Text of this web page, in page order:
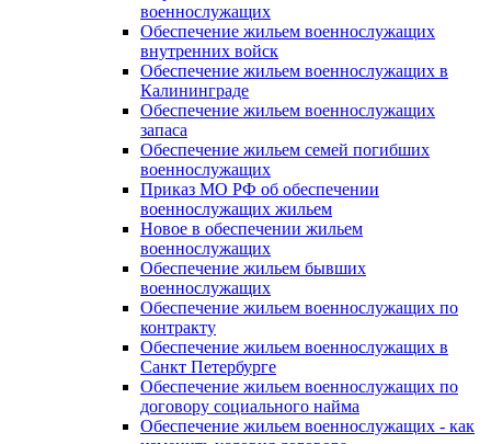
военнослужащих
Обеспечение жильем военнослужащих
внутренних войск
Обеспечение жильем военнослужащих в
Калининграде
Обеспечение жильем военнослужащих
запаса
Обеспечение жильем семей погибших
военнослужащих
Приказ МО РФ об обеспечении
военнослужащих жильем
Новое в обеспечении жильем
военнослужащих
Обеспечение жильем бывших
военнослужащих
Обеспечение жильем военнослужащих по
контракту
Обеспечение жильем военнослужащих в
Санкт Петербурге
Обеспечение жильем военнослужащих по
договору социального найма
Обеспечение жильем военнослужащих - как